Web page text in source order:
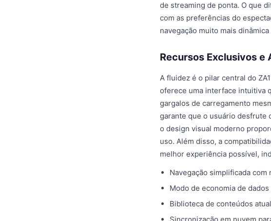
de streaming de ponta. O que
com as preferências do
navegação muito mais
Recursos Exclusivos
A fluidez é o pilar central do
oferece uma interface intuitiva
gargalos de carregamento
garante que o usuário desfrute
o design visual moderno
uso. Além disso, a
melhor experiência possível,
Navegação simplificada
Modo de economia de
Biblioteca de conteúdos